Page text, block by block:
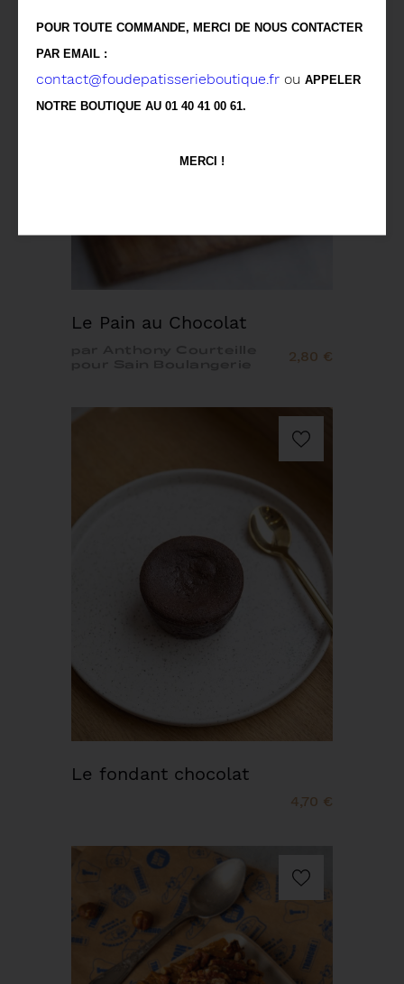
POUR TOUTE COMMANDE, MERCI DE NOUS CONTACTER
PAR EMAIL :
contact@foudepatisserieboutique.fr ou APPELER
NOTRE BOUTIQUE AU 01 40 41 00 61.
MERCI !
Le Pain au Chocolat
2,80 €
Le fondant chocolat
4,70 €